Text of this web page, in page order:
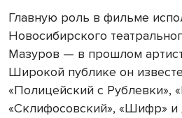
Главную роль в фильме
Новосибирского
Мазуров — в прошлом артист
Широкой публике он
«Полицейский с Рублевки»,
«Склифосовский», «Шифр» и